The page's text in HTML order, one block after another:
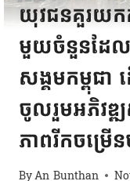
យុវជនគួរយក
មួយចំនួនដែល
សង្គមកម្ពុជា
ចូលរួមអភិវឌ្
ភាពរីកចម្រើ
ByAn Bunthan